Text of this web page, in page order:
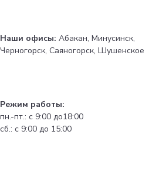
Наши офисы: Абакан, Минусинск,
Черногорск, Саяногорск, Шушенское
Режим работы:
пн.-пт.: с 9:00 до18:00
сб.: с 9:00 до 15:00